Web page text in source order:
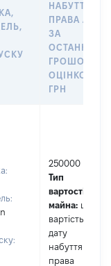
НАБУТТЯ
ПРАВА АБО
ЗА
ГРОШОВОЮ
ОЦІНКОЮ,
ГРН
250000
Тип
вартості
майна: це
вартість на
дату
набуття
права